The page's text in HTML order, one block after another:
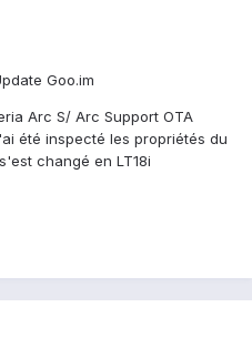
Goo.im
Arc S/ Arc Support OTA
été inspecté les propriétés du
changé en LT18i